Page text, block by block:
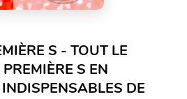
S - TOUT LE
S EN
DE